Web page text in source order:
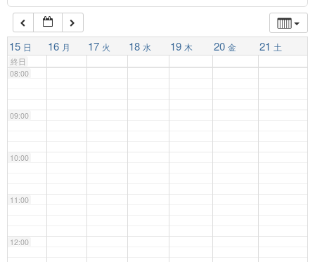
15 日 16 月 17 火 18 水 19 木 20 金 21 土
終日
07:00
08:00
09:00
10:00
11:00
12:00